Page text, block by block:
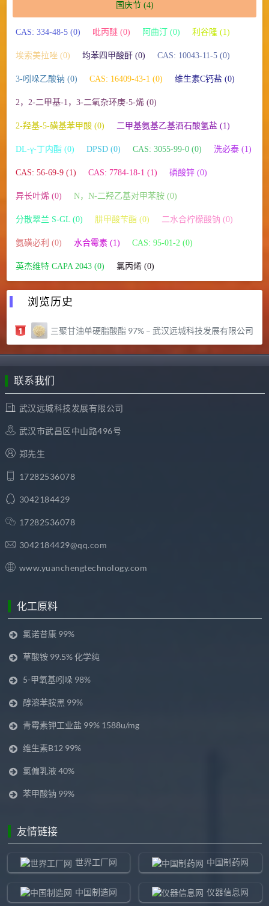
国庆节(4)
CAS: 334-48-5 (0) 吡丙醚 (0) 阿曲汀 (0) 利谷隆 (1)
埃索美拉唑 (0) 均苯四甲酸酐 (0) CAS: 10043-11-5 (0)
3-吲哚乙酸钠 (0) CAS: 16409-43-1 (0) 维生素C钙盐 (0)
2，2-二甲基-1，3-二氧杂环庚-5-烯 (0)
2-羟基-5-磺基苯甲酸 (0) 二甲基氨基乙基酒石酸氢盐 (1)
DL-γ-丁内酯 (0) DPSD (0) CAS: 3055-99-0 (0) 洗必泰 (1)
CAS: 56-69-9 (1) CAS: 7784-18-1 (1) 磷酸锌 (0)
异长叶烯 (0) N，N-二羟乙基对甲苯胺 (0)
分散翠兰 S-GL (0) 肼甲酸苄酯 (0) 二水合柠檬酸钠 (0)
氨磺必利 (0) 水合霉素 (1) CAS: 95-01-2 (0)
英杰维特 CAPA 2043 (0) 氯丙烯 (0)
浏览历史
三聚甘油单硬脂酸酯 97% – 武汉远城科技发展有限公司
联系我们
武汉远城科技发展有限公司
武汉市武昌区中山路496号
郑先生
17282536078
3042184429
17282536078
3042184429@qq.com
www.yuanchengtechnology.com
化工原料
氯诺昔康 99%
草酸铵 99.5% 化学纯
5-甲氧基吲哚 98%
醇溶苯胺黑 99%
青霉素钾工业盐 99% 1588u/mg
维生素B12 99%
氯偏乳液 40%
苯甲酸钠 99%
友情链接
世界工厂网 中国制药网
中国制造网 仪器信息网